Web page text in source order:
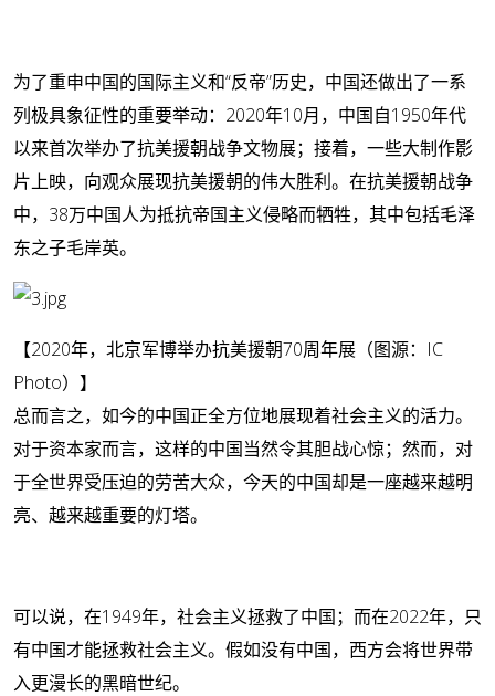
为了重申中国的国际主义和“反帝”历史，中国还做出了一系
列极具象征性的重要举动：2020年10月，中国自1950年代
以来首次举办了抗美援朝战争文物展；接着，一些大制作影
片上映，向观众展现抗美援朝的伟大胜利。在抗美援朝战争
中，38万中国人为抵抗帝国主义侵略而牺牲，其中包括毛泽
东之子毛岸英。
【2020年，北京军博举办抗美援朝70周年展（图源：IC
Photo）】
总而言之，如今的中国正全方位地展现着社会主义的活力。
对于资本家而言，这样的中国当然令其胆战心惊；然而，对
于全世界受压迫的劳苦大众，今天的中国却是一座越来越明
亮、越来越重要的灯塔。
可以说，在1949年，社会主义拯救了中国；而在2022年，只
有中国才能拯救社会主义。假如没有中国，西方会将世界带
入更漫长的黑暗世纪。